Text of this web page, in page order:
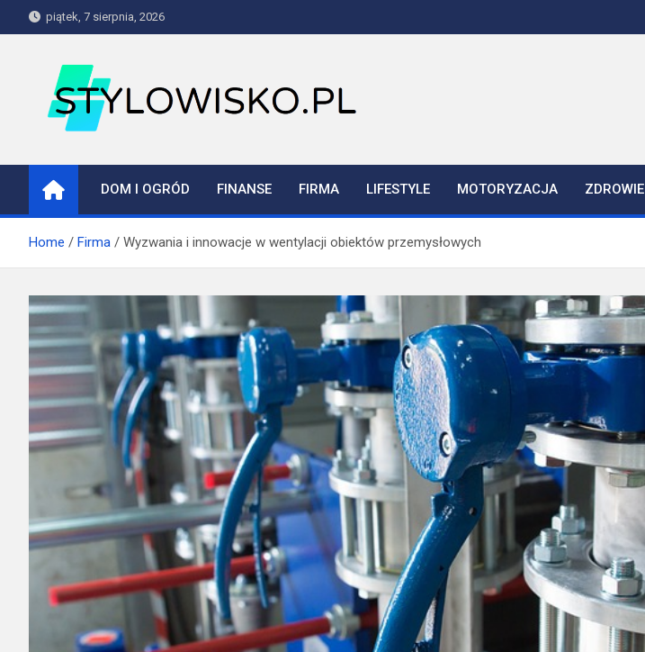
to
piątek, 7 sierpnia, 2026
stylowisko.pl
DOM I OGRÓD FINANSE FIRMA LIFESTYLE MOTORYZACJA ZDROWIE
Home Firma Wyzwania i innowacje w wentylacji obiektów przemysłowych